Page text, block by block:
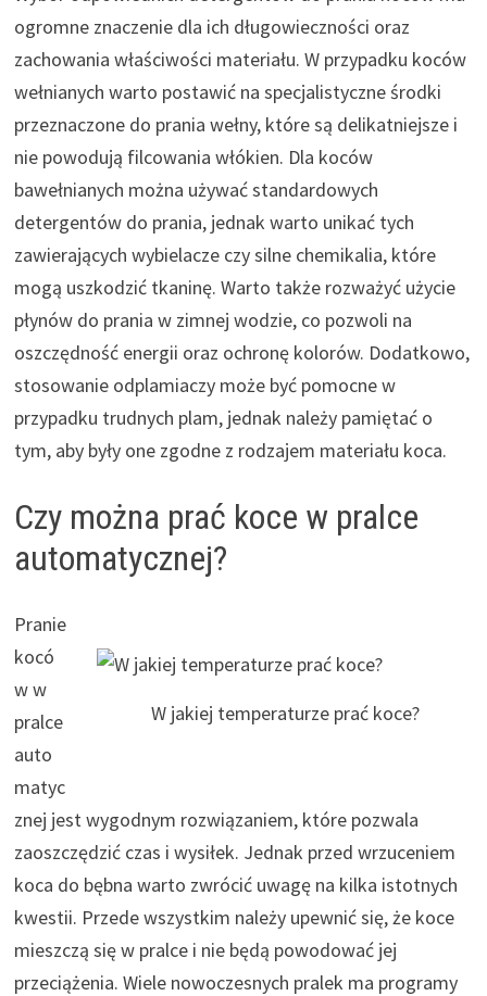
ogromne znaczenie dla ich długowieczności oraz
zachowania właściwości materiału. W przypadku koców
wełnianych warto postawić na specjalistyczne środki
przeznaczone do prania wełny, które są delikatniejsze i
nie powodują filcowania włókien. Dla koców
bawełnianych można używać standardowych
detergentów do prania, jednak warto unikać tych
zawierających wybielacze czy silne chemikalia, które
mogą uszkodzić tkaninę. Warto także rozważyć użycie
płynów do prania w zimnej wodzie, co pozwoli na
oszczędność energii oraz ochronę kolorów. Dodatkowo,
stosowanie odplamiaczy może być pomocne w
przypadku trudnych plam, jednak należy pamiętać o
tym, aby były one zgodne z rodzajem materiału koca.
Czy można prać koce w pralce
automatycznej?
W jakiej temperaturze prać koce?
Pranie
kocó
w w
pralce
auto
matyc
znej jest wygodnym rozwiązaniem, które pozwala
zaoszczędzić czas i wysiłek. Jednak przed wrzuceniem
koca do bębna warto zwrócić uwagę na kilka istotnych
kwestii. Przede wszystkim należy upewnić się, że koce
mieszczą się w pralce i nie będą powodować jej
przeciążenia. Wiele nowoczesnych pralek ma programy